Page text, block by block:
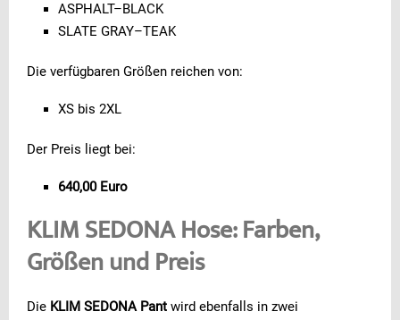
ASPHALT–BLACK
SLATE GRAY–TEAK
Die verfügbaren Größen reichen von:
XS bis 2XL
Der Preis liegt bei:
640,00 Euro
KLIM SEDONA Hose: Farben,
Größen und Preis
Die KLIM SEDONA Pant wird ebenfalls in zwei